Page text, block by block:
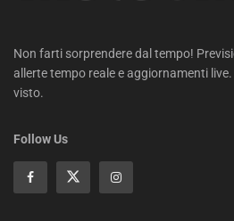
Non farti sorprendere dal tempo!
allerte tempo reale e aggiornamenti
visto.
Follow Us